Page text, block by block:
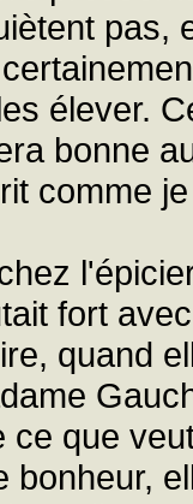
pas,
élever.
bonne
comme
fort
quand
que
bonheur,